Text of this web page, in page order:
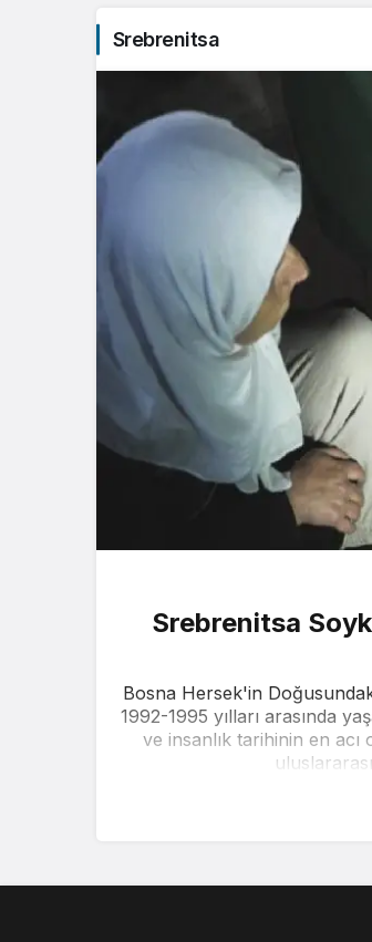
Srebrenitsa
Srebrenitsa
Bosna Hersek'in
1992-1995 yılları arasında
ve insanlık tarihinin en acı